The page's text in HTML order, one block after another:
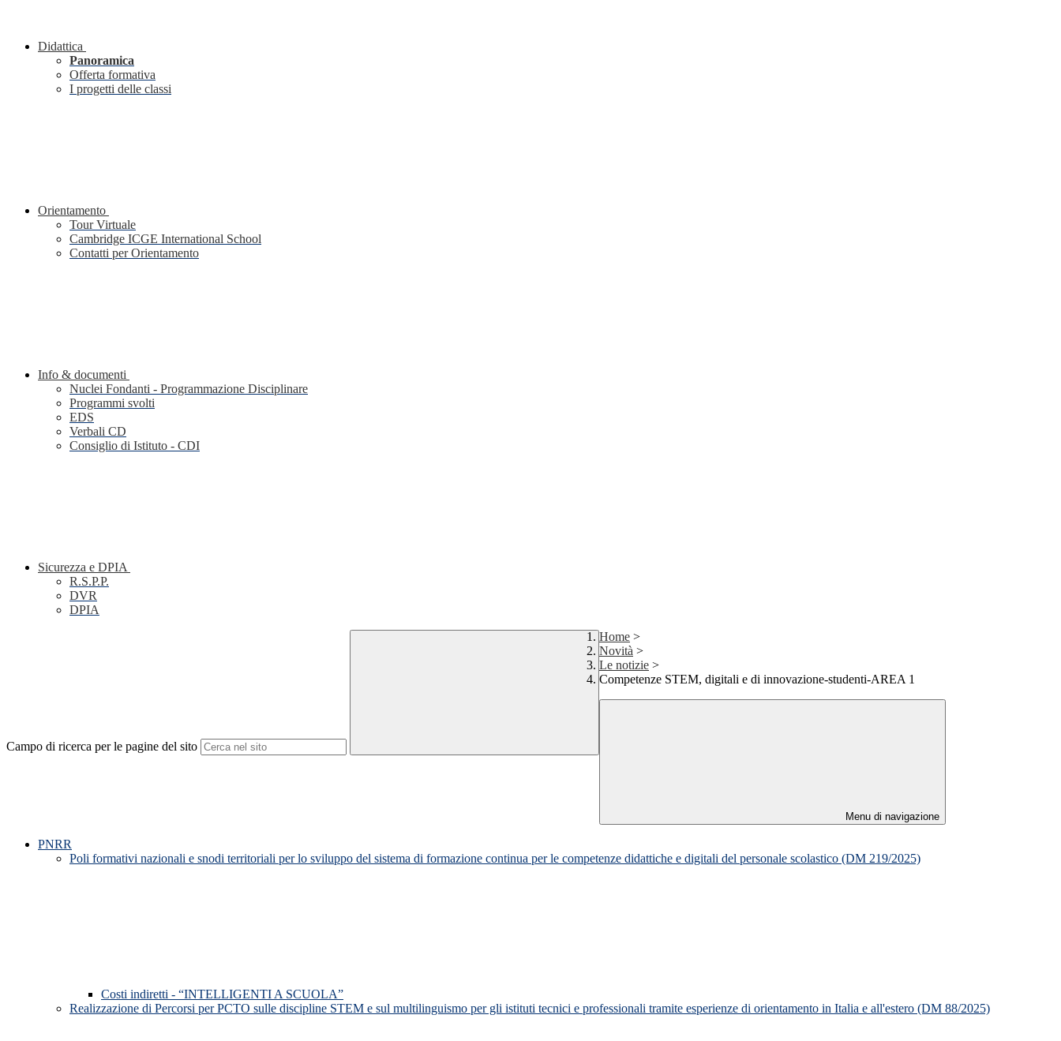
Didattica
Panoramica
Offerta formativa
I progetti delle classi
Orientamento
Tour Virtuale
Cambridge ICGE International School
Contatti per Orientamento
Info & documenti
Nuclei Fondanti - Programmazione Disciplinare
Programmi svolti
EDS
Verbali CD
Consiglio di Istituto - CDI
Sicurezza e DPIA
R.S.P.P.
DVR
DPIA
Campo di ricerca per le pagine del sito
Home >
Novità >
Le notizie >
Competenze STEM, digitali e di innovazione-studenti-AREA 1
Menu di navigazione
PNRR
Poli formativi nazionali e snodi territoriali per lo sviluppo del sistema di formazione continua per le competenze didattiche e digitali del personale scolastico (DM 219/2025)
Costi indiretti - “INTELLIGENTI A SCUOLA”
Realizzazione di Percorsi per PCTO sulle discipline STEM e sul multilinguismo per gli istituti tecnici e professionali tramite esperienze di orientamento in Italia e all'estero (DM 88/2025)